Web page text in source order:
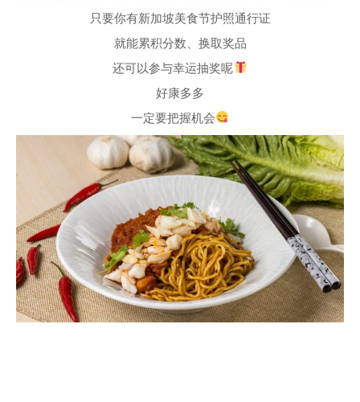
只要你有新加坡美食节护照通行证
就能累积分数、换取奖品
还可以参与幸运抽奖呢
好康多多
一定要把握机会